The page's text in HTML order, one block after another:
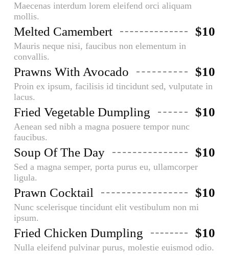
Maecenas interdum lorem eleifend orci aliquam
mollis.
Melted Camembert $10
Mauris neque nisi, faucibus non elementum in
convallis.
Prawns With Avocado $10
Proin ex ipsum, facilisis id tincidunt sed, vulputate in
lacus.
Fried Vegetable Dumpling $10
Aenean sed nibh a magna posuere tempor nunc
faucibus.
Soup Of The Day $10
Sed a magna semper, porta purus eu, ullamcorper
ligula.
Prawn Cocktail $10
Nunc scelerisque tincidunt elit vestibulum non mi
ipsum.
Fried Chicken Dumpling $10
Nulla eleifend pulvinar purus, molestie euismod odio.